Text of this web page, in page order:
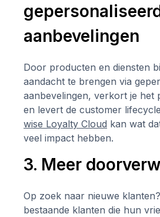
aanbevelingen
Door producten en diensten
aandacht te brengen via
aanbevelingen, verkort je het
en levert de customer
wise Loyalty Cloud kan wat
veel impact hebben.
3. Meer
Op zoek naar nieuwe
bestaande klanten die hun